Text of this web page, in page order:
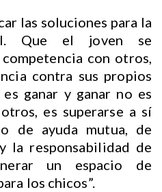
las soluciones para la
Que el joven se
con otros,
contra sus propios
ganar y ganar no es
es superarse a sí
de ayuda mutua, de
la responsabilidad de
un espacio de
los chicos”.